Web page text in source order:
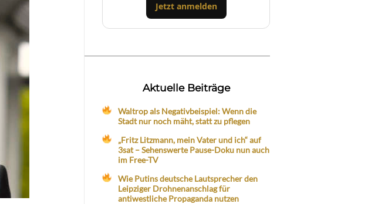
Jetzt anmelden
Aktuelle Beiträge
Waltrop als Negativbeispiel: Wenn die
Stadt nur noch mäht, statt zu pflegen
„Fritz Litzmann, mein Vater und ich“ auf
3sat – Sehenswerte Pause-Doku nun auch
im Free-TV
Wie Putins deutsche Lautsprecher den
Leipziger Drohnenanschlag für
antiwestliche Propaganda nutzen